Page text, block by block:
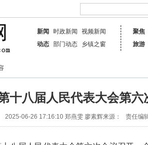
新闻 时政新闻
视频新闻
动态 部门动态 乡镇之窗
聚焦
旅游
十八届人民代表大会第六
2025-06-26 17:16:10 郑燕雯 廖素辉来源： 责任编